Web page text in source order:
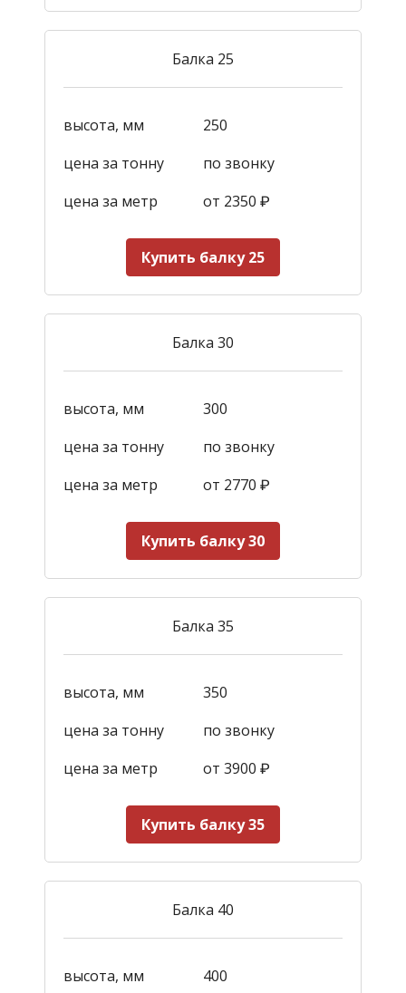
Балка 25
высота, мм
250
цена за тонну
по звонку
цена за метр
от 2350 ₽
Купить балку 25
Балка 30
высота, мм
300
цена за тонну
по звонку
цена за метр
от 2770 ₽
Купить балку 30
Балка 35
высота, мм
350
цена за тонну
по звонку
цена за метр
от 3900 ₽
Купить балку 35
Балка 40
высота, мм 400